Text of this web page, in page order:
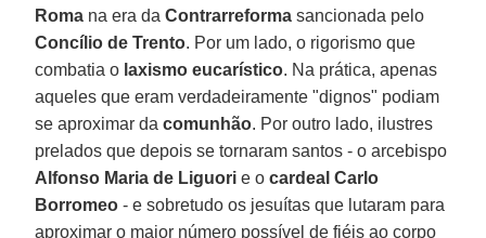
Roma na era daContrarreforma sancionada pelo
Concílio de Trento. Por um lado, o rigorismo que
combatia o laxismo eucarístico. Na prática, apenas
aqueles que eram verdadeiramente "dignos" podiam
se aproximar dacomunhão. Por outro lado, ilustres
prelados que depois se tornaram santos - o arcebispo
Alfonso Maria de Liguori e ocardeal Carlo
Borromeo - e sobretudo os jesuítas que lutaram para
aproximar o maior número possível de fiéis ao corpo